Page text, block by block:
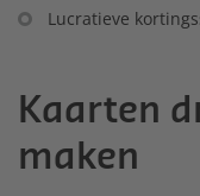
Lucratieve
Kaarten
maken